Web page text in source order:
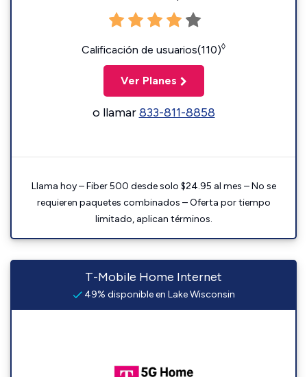
Calificación de usuarios(110)◊
Ver Planes
o llamar833-811-8858
Llama hoy – Fiber 500 desde solo $24.95 al mes – No se
requieren paquetes combinados – Oferta por tiempo
limitado, aplican términos.
T-Mobile Home Internet
49% disponible en Lake Wisconsin